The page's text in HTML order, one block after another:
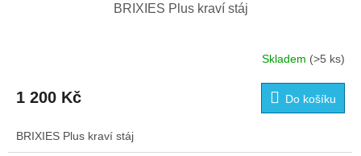
BRIXIES Plus kraví stáj
Skladem (>5 ks)
1 200 Kč Do košíku
BRIXIES Plus kraví stáj